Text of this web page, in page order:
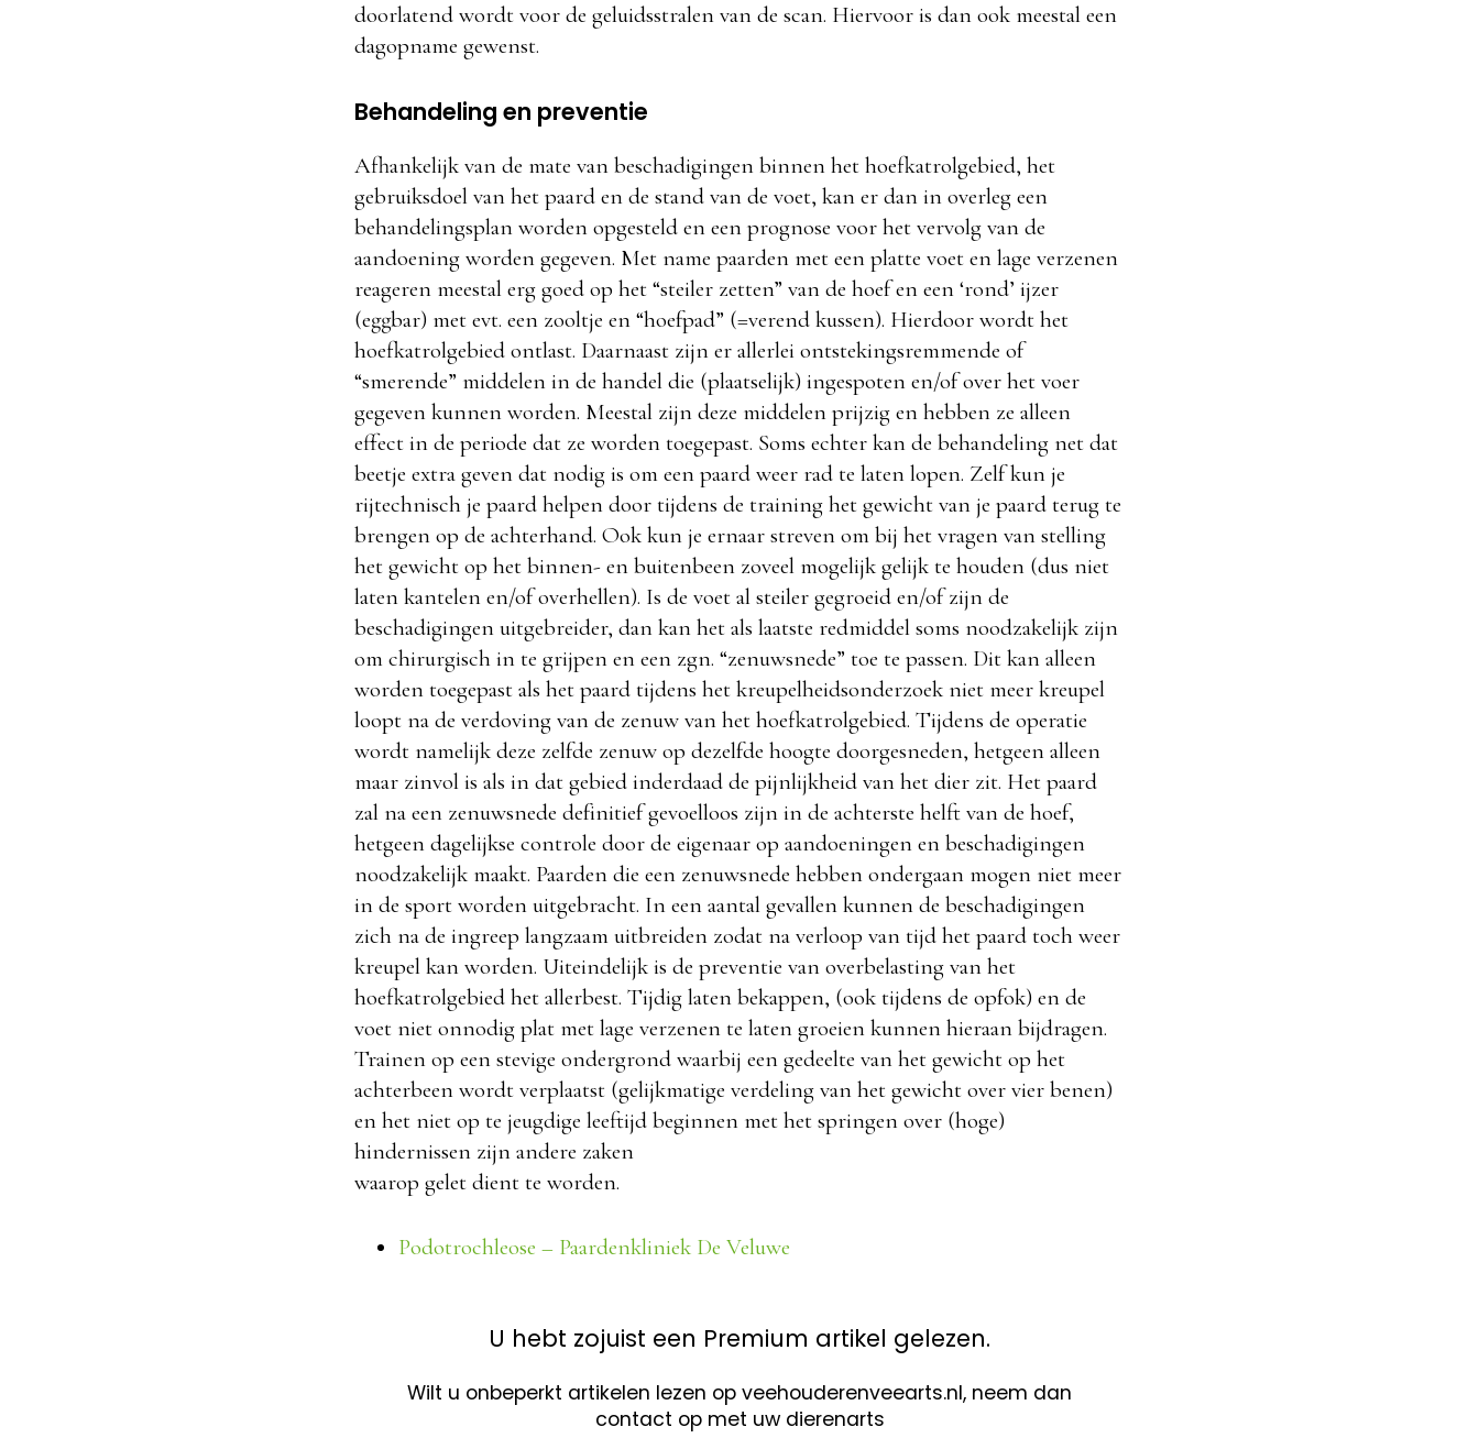
doorlatend wordt voor de geluidsstralen van de scan. Hiervoor is dan ook meestal een
dagopname gewenst.
Behandeling en preventie
Afhankelijk van de mate van beschadigingen binnen het hoefkatrolgebied, het
gebruiksdoel van het paard en de stand van de voet, kan er dan in overleg een
behandelingsplan worden opgesteld en een prognose voor het vervolg van de
aandoening worden gegeven. Met name paarden met een platte voet en lage verzenen
reageren meestal erg goed op het “steiler zetten” van de hoef en een ‘rond’ ijzer
(eggbar) met evt. een zooltje en “hoefpad” (=verend kussen). Hierdoor wordt het
hoefkatrolgebied ontlast. Daarnaast zijn er allerlei ontstekingsremmende of
“smerende” middelen in de handel die (plaatselijk) ingespoten en/of over het voer
gegeven kunnen worden. Meestal zijn deze middelen prijzig en hebben ze alleen
effect in de periode dat ze worden toegepast. Soms echter kan de behandeling net dat
beetje extra geven dat nodig is om een paard weer rad te laten lopen. Zelf kun je
rijtechnisch je paard helpen door tijdens de training het gewicht van je paard terug te
brengen op de achterhand. Ook kun je ernaar streven om bij het vragen van stelling
het gewicht op het binnen- en buitenbeen zoveel mogelijk gelijk te houden (dus niet
laten kantelen en/of overhellen). Is de voet al steiler gegroeid en/of zijn de
beschadigingen uitgebreider, dan kan het als laatste redmiddel soms noodzakelijk zijn
om chirurgisch in te grijpen en een zgn. “zenuwsnede” toe te passen. Dit kan alleen
worden toegepast als het paard tijdens het kreupelheidsonderzoek niet meer kreupel
loopt na de verdoving van de zenuw van het hoefkatrolgebied. Tijdens de operatie
wordt namelijk deze zelfde zenuw op dezelfde hoogte doorgesneden, hetgeen alleen
maar zinvol is als in dat gebied inderdaad de pijnlijkheid van het dier zit. Het paard
zal na een zenuwsnede definitief gevoelloos zijn in de achterste helft van de hoef,
hetgeen dagelijkse controle door de eigenaar op aandoeningen en beschadigingen
noodzakelijk maakt. Paarden die een zenuwsnede hebben ondergaan mogen niet meer
in de sport worden uitgebracht. In een aantal gevallen kunnen de beschadigingen
zich na de ingreep langzaam uitbreiden zodat na verloop van tijd het paard toch weer
kreupel kan worden. Uiteindelijk is de preventie van overbelasting van het
hoefkatrolgebied het allerbest. Tijdig laten bekappen, (ook tijdens de opfok) en de
voet niet onnodig plat met lage verzenen te laten groeien kunnen hieraan bijdragen.
Trainen op een stevige ondergrond waarbij een gedeelte van het gewicht op het
achterbeen wordt verplaatst (gelijkmatige verdeling van het gewicht over vier benen)
en het niet op te jeugdige leeftijd beginnen met het springen over (hoge)
hindernissen zijn andere zaken
waarop gelet dient te worden.
Podotrochleose – Paardenkliniek De Veluwe
U hebt zojuist een Premium artikel gelezen.
Wilt u onbeperkt artikelen lezen op veehouderenveearts.nl, neem dan
contact op met uw dierenarts